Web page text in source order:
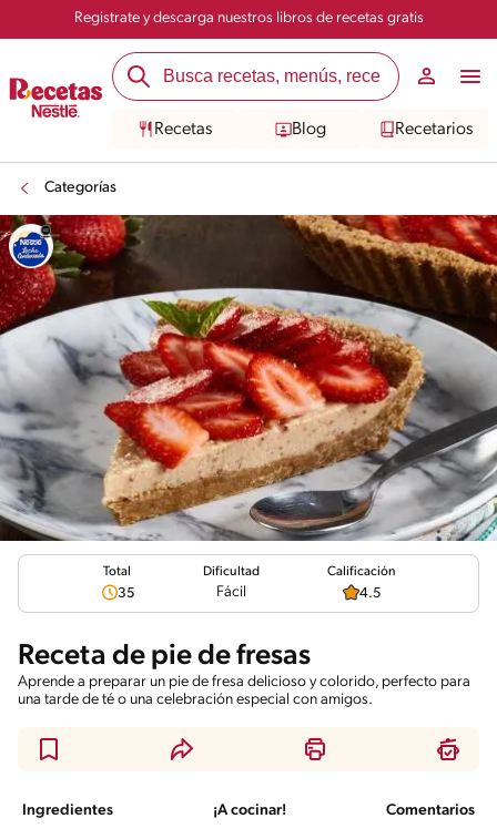
Registrate y descarga nuestros libros de recetas gratis
Recetas Blog Recetarios
Categorías
Total
35
Dificultad
Fácil
Calificación
4.5
Receta de pie de fresas
Aprende a preparar un pie de fresa delicioso y colorido, perfecto para
una tarde de té o una celebración especial con amigos.
Ingredientes ¡A cocinar! Comentarios